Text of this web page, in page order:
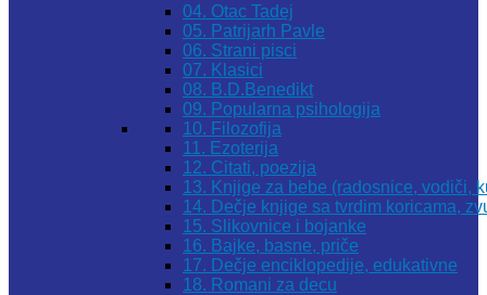
04. Otac Tadej
05. Patrijarh Pavle
06. Strani pisci
07. Klasici
08. B.D.Benedikt
09. Popularna psihologija
10. Filozofija
11. Ezoterija
12. Citati, poezija
13. Knjige za bebe (radosnice, vodiči,
14. Dečje knjige sa tvrdim koricama,
15. Slikovnice i bojanke
16. Bajke, basne, priče
17. Dečje enciklopedije, edukativne
18. Romani za decu